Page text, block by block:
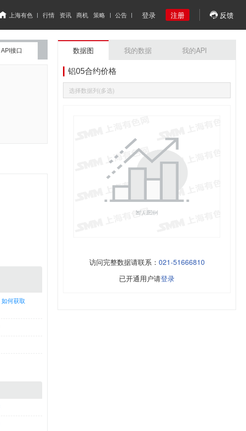
上海有色 行情 资讯 商机 策略 公告 登录 注册 反馈
API接口
如何获取
数据图 我的数据 我的API
铝05合约价格
选择数据列(多选)
访问完整数据请联系： 021-51666810
已开通用户请登录